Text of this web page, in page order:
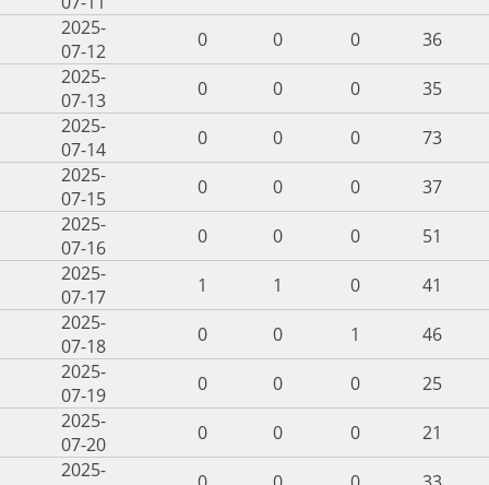
2025-
07-12
0 0 0
36
2025-
07-13
0 0 0
35
2025-
07-14
0 0 0
73
2025-
07-15
0 0 0
37
2025-
07-16
0 0 0
51
2025-
07-17
1 1 0
41
2025-
07-18
0 0 1
46
2025-
07-19
0 0 0
25
2025-
07-20
0 0 0
21
2025-